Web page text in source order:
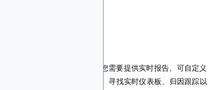
实时报告如今是基准要求。您需要提供实时报告、可自定义
仪表板和可操作洞察的DSP。寻找实时仪表板、归因跟踪以